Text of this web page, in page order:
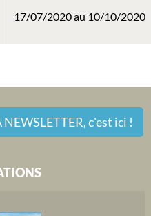
17/07/2020 au 10/10/2020
c'est ici !